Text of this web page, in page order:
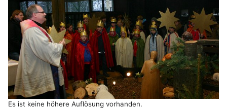
Es ist keine höhere Auflösung vorhanden.